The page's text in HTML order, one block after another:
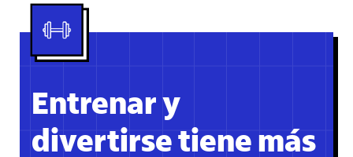
Entrenar y
divertirse tiene más